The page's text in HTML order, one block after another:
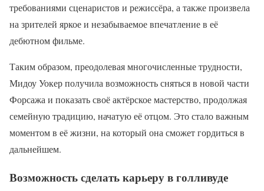
требованиями сценаристов и режиссёра, а также произвела
на зрителей яркое и незабываемое впечатление в её
дебютном фильме.
Таким образом, преодолевая многочисленные трудности,
Мидоу Уокер получила возможность сняться в новой части
Форсажа и показать своё актёрское мастерство, продолжая
семейную традицию, начатую её отцом. Это стало важным
моментом в её жизни, на который она сможет гордиться в
дальнейшем.
Возможность сделать карьеру в голливуде